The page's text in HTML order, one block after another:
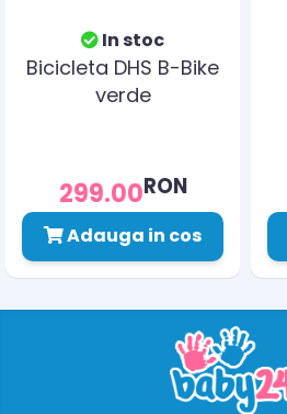
In stoc
Bicicleta DHS B-Bike
verde
299.00RON
Adauga in cos